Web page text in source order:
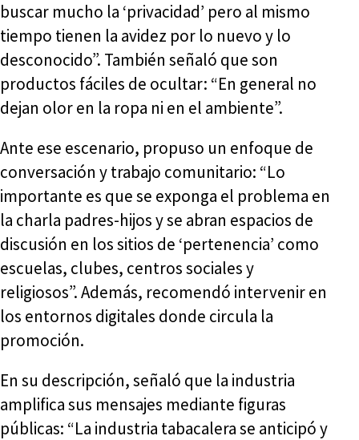
buscar mucho la ‘privacidad’ pero al mismo
tiempo tienen la avidez por lo nuevo y lo
desconocido”. También señaló que son
productos fáciles de ocultar: “En general no
dejan olor en la ropa ni en el ambiente”.
Ante ese escenario, propuso un enfoque de
conversación y trabajo comunitario: “Lo
importante es que se exponga el problema en
la charla padres-hijos y se abran espacios de
discusión en los sitios de ‘pertenencia’ como
escuelas, clubes, centros sociales y
religiosos”. Además, recomendó intervenir en
los entornos digitales donde circula la
promoción.
En su descripción, señaló que la industria
amplifica sus mensajes mediante figuras
públicas: “La industria tabacalera se anticipó y